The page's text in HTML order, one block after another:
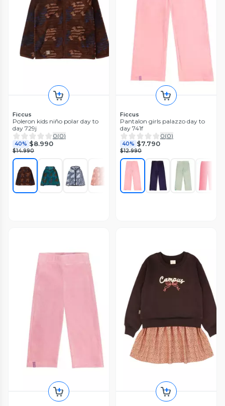
Ficcus
Poleron kids niño polar day to
day 729j
0(0)
40% $8.990
$14.990
Ficcus
Pantalon girls palazzo day to
day 741f
0(0)
40% $7.790
$12.990